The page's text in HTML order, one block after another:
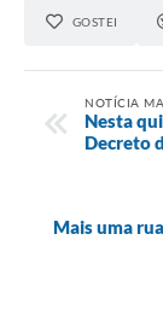
GOSTEI
NOTÍCIA
Nesta
Decreto
Mais uma